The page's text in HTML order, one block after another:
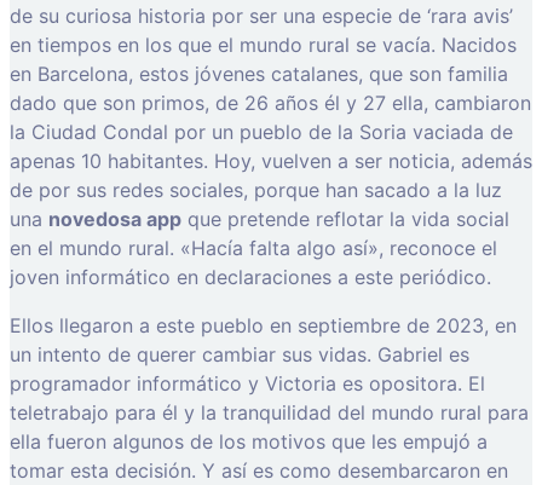
de su curiosa historia por ser una especie de ‘rara avis’
en tiempos en los que el mundo rural se vacía. Nacidos
en Barcelona, estos jóvenes catalanes, que son familia
dado que son primos, de 26 años él y 27 ella, cambiaron
la Ciudad Condal por un pueblo de la Soria vaciada de
apenas 10 habitantes. Hoy, vuelven a ser noticia, además
de por sus redes sociales, porque han sacado a la luz
una novedosa app que pretende reflotar la vida social
en el mundo rural. «Hacía falta algo así», reconoce el
joven informático en declaraciones a este periódico.
Ellos llegaron a este pueblo en septiembre de 2023, en
un intento de querer cambiar sus vidas. Gabriel es
programador informático y Victoria es opositora. El
teletrabajo para él y la tranquilidad del mundo rural para
ella fueron algunos de los motivos que les empujó a
tomar esta decisión. Y así es como desembarcaron en